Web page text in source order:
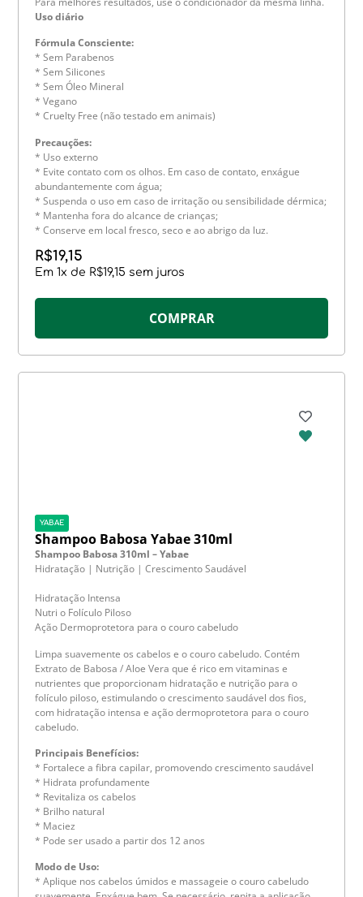
Uso diário
Fórmula Consciente:
* Sem Parabenos
* Sem Silicones
* Sem Óleo Mineral
* Vegano
* Cruelty Free (não testado em animais)
Precauções:
* Uso externo
* Evite contato com os olhos. Em caso de contato, enxágue
abundantemente com água;
* Suspenda o uso em caso de irritação ou sensibilidade dérmica;
* Mantenha fora do alcance de crianças;
* Conserve em local fresco, seco e ao abrigo da luz.
R$19,15
Em1x de R$19,15 sem juros
COMPRAR
YABAE
Shampoo Babosa Yabae 310ml
Shampoo Babosa 310ml – Yabae
Hidratação | Nutrição | Crescimento Saudável
Hidratação Intensa
Nutri o Folículo Piloso
Ação Dermoprotetora para o couro cabeludo
Limpa suavemente os cabelos e o couro cabeludo. Contém
Extrato de Babosa / Aloe Vera que é rico em vitaminas e
nutrientes que proporcionam hidratação e nutrição para o
folículo piloso, estimulando o crescimento saudável dos fios,
com hidratação intensa e ação dermoprotetora para o couro
cabeludo.
Principais Benefícios:
* Fortalece a fibra capilar, promovendo crescimento saudável
* Hidrata profundamente
* Revitaliza os cabelos
* Brilho natural
* Maciez
* Pode ser usado a partir dos 12 anos
Modo de Uso:
* Aplique nos cabelos úmidos e massageie o couro cabeludo